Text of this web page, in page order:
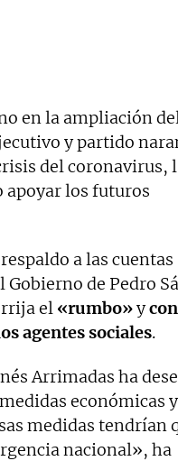
en la ampliación
y partido
del coronavirus,
apoyar los futuros
a las cuentas
Gobierno de Pedro
el «rumbo»y
agentes sociales.
Arrimadas ha
económicas y
medidas tendrían
nacional», ha